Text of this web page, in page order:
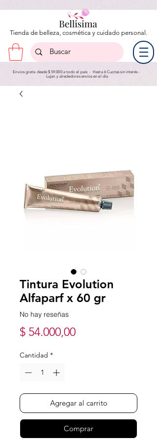
Tienda de belleza, cosmética y cuidado personal.
Envíos gratis desde $ 59.000 a todo el país - Hasta 6 Cuotas sin interés -
Lujan y alrededores envíos en el día
Tintura Evolution
Alfaparf x 60 gr
No hay reseñas
$ 54.000,00Precio
Cantidad *
Agregar al carrito
Comprar